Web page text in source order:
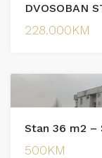
228.000KM
500KM